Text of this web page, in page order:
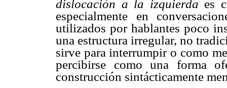
dislocación a la izquierda es
especialmente en
utilizados por hablantes poco
una estructura irregular, no
sirve para interrumpir o como
percibirse como una forma
construcción sintácticamente